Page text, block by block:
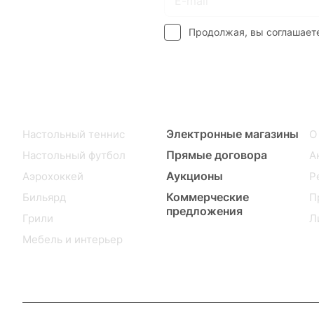
Продолжая, вы
Настольный теннис
Настольный футбол
Аэрохоккей
Бильярд
Грили
Мебель и интерьер
Электронные магазины
Прямые договора
Аукционы
Коммерческие
предложения
О